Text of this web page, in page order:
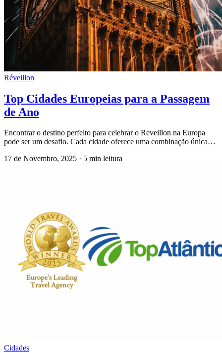
Réveillon
Top Cidades Europeias para a Passagem
de Ano
Encontrar o destino perfeito para celebrar o Reveillon na Europa
pode ser um desafio. Cada cidade oferece uma combinação única…
17 de Novembro, 2025 · 5 min leitura
Cidades